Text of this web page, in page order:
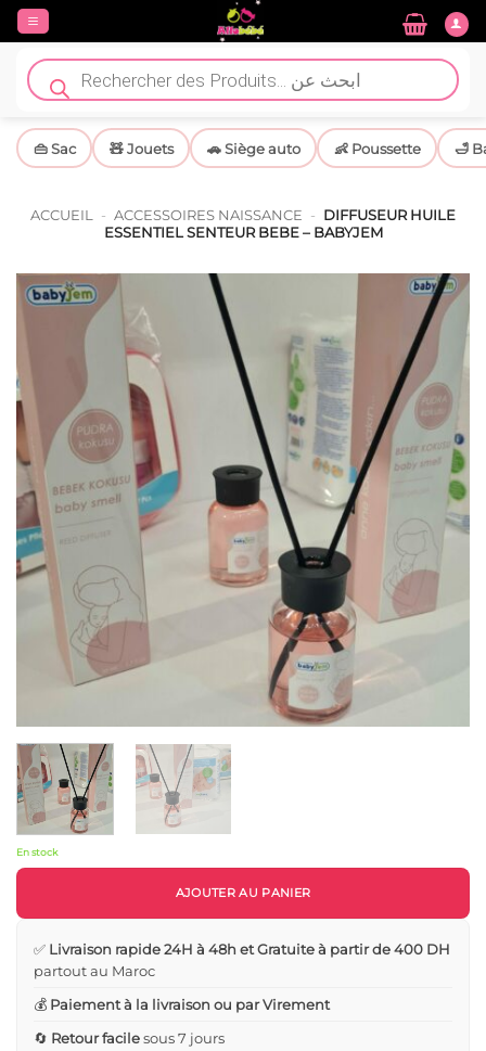
Passer
contenu
Recherche
de
produits
👜 Sac 🧸 Jouets 🚗 Siège auto 👶 Poussette 🛁
ACCUEIL - ACCESSOIRES NAISSANCE - DIFFUSEUR HUILE
ESSENTIEL SENTEUR BEBE – BABYJEM
En stock
AJOUTER AU PANIER
✅ Livraison rapide 24H à 48h et Gratuite à partir de 400 DH
partout au Maroc
💰 Paiement à la livraison ou par Virement
🔄 Retour facilesous 7 jours